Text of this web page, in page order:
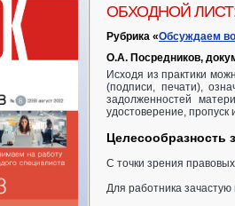
ОБХОДНОЙ
Рубрика «Обсуждаем
О.А. Посредников,
Исходя из практики
(подписи, печати),
задолженностей
удостоверение, пропуск
Целесообразность
С точки зрения
Для работника